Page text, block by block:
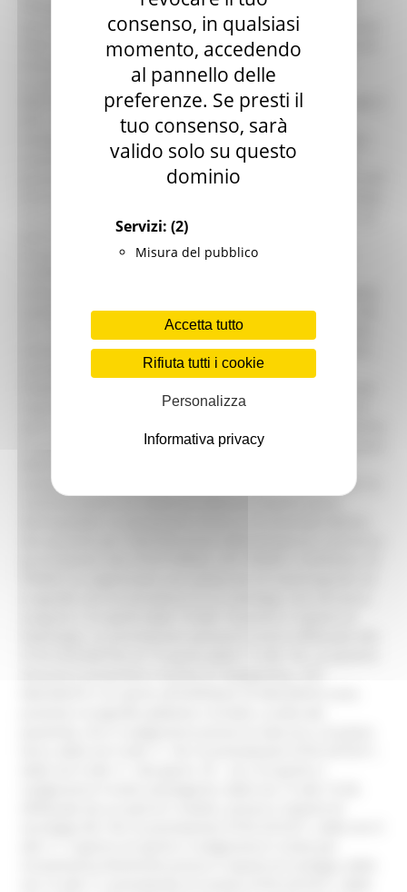
consenso, in qualsiasi
momento, accedendo
al pannello delle
preferenze. Se presti il
tuo consenso, sarà
valido solo su questo
dominio
Servizi: (2)
Misura del pubblico
Accetta tutto
Rifiuta tutti i cookie
Personalizza
Informativa privacy